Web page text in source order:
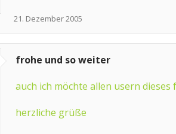
21. Dezember 2005
frohe und so weiter
auch ich möchte allen usern
herzliche grüße